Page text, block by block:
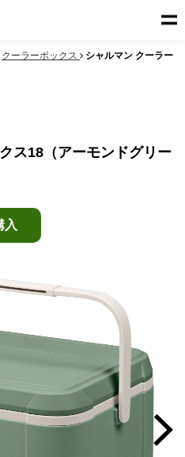
クーラーボックス
シャルマン クーラー
ス18（アーモンドグリー
入